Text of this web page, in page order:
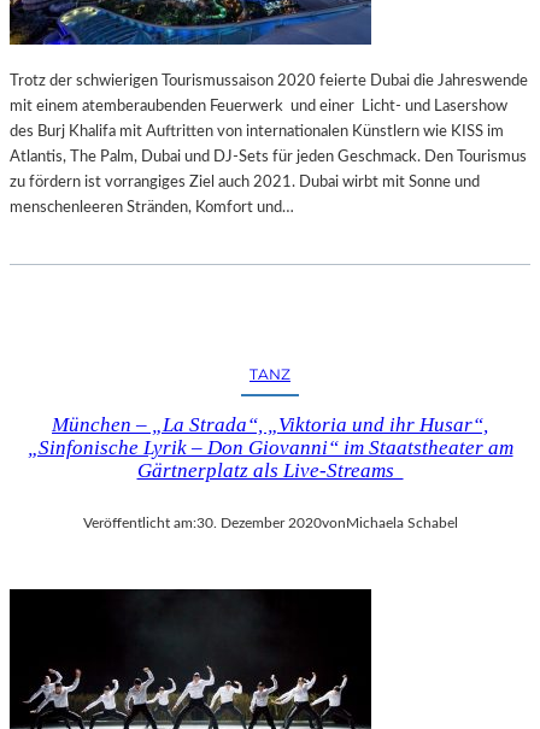
Trotz der schwierigen Tourismussaison 2020 feierte Dubai die Jahreswende
mit einem atemberaubenden Feuerwerk und einer Licht- und Lasershow
des Burj Khalifa mit Auftritten von internationalen Künstlern wie KISS im
Atlantis, The Palm, Dubai und DJ-Sets für jeden Geschmack. Den Tourismus
zu fördern ist vorrangiges Ziel auch 2021. Dubai wirbt mit Sonne und
menschenleeren Stränden, Komfort und…
TANZ
München – „La Strada“, „Viktoria und ihr Husar“,
„Sinfonische Lyrik – Don Giovanni“ im Staatstheater am
Gärtnerplatz als Live-Streams
Veröffentlicht am:30. Dezember 2020von Michaela Schabel